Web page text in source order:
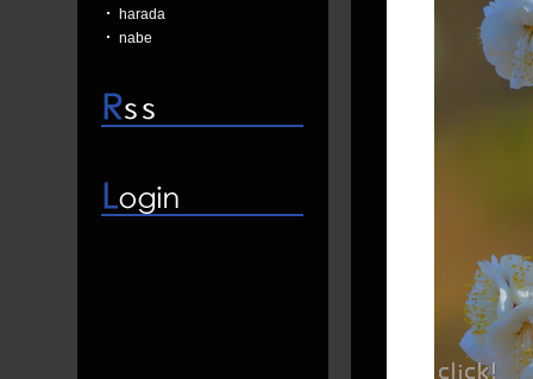
harada
nabe